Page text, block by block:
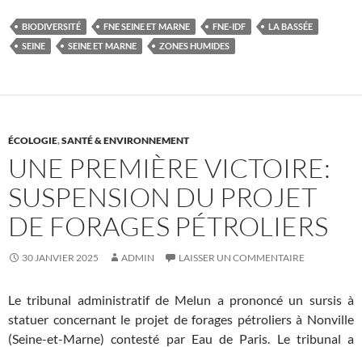
BIODIVERSITÉ FNE SEINE ET MARNE FNE-IDF
LA BASSÉE
SEINE
SEINE ET MARNE ZONES HUMIDES
ÉCOLOGIE,SANTÉ & ENVIRONNEMENT
UNE PREMIÈRE VICTOIRE:
SUSPENSION DU PROJET
DE FORAGES PÉTROLIERS
30 JANVIER 2025 ADMIN LAISSER UN COMMENTAIRE
Le tribunal administratif de Melun a prononcé un sursis à
statuer concernant le projet de forages pétroliers à Nonville
(Seine-et-Marne) contesté par Eau de Paris. Le tribunal a